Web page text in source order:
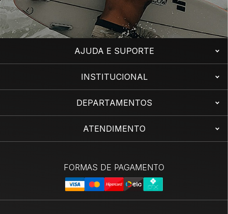
AJUDA E SUPORTE
INSTITUCIONAL
DEPARTAMENTOS
ATENDIMENTO